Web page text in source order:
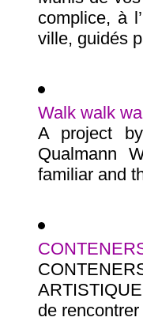
complice, à
ville, guidés
Walk walk
A project
Qualmann
familiar and
de